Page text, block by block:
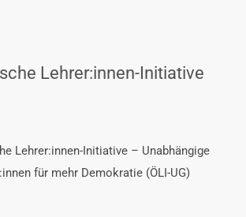
Lehrer:innen-Initiative
Lehrer:innen-Initiative – Unabhängige
für mehr Demokratie (ÖLI-UG)